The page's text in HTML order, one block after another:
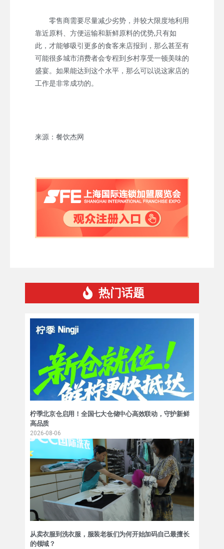
零售商需要尽量减少劣势，并较大限度地利用
靠近原料、方便运输和新鲜原料的优势,只有如
此，才能够吸引更多的食客来店报到，那么甚至有
可能很多城市消费者会专程到乡村享受一顿美味的
盛宴。如果能达到这个水平，那么可以说这家店的
工作是非常成功的。
来源：餐饮杰网
热门话题
柠季北京仓启用！全国七大仓储中心高效联动，守护新鲜
高品质
2026-08-06
从卖衣服到洗衣服，服装老板们为何开始加码自己最擅长
的领域？